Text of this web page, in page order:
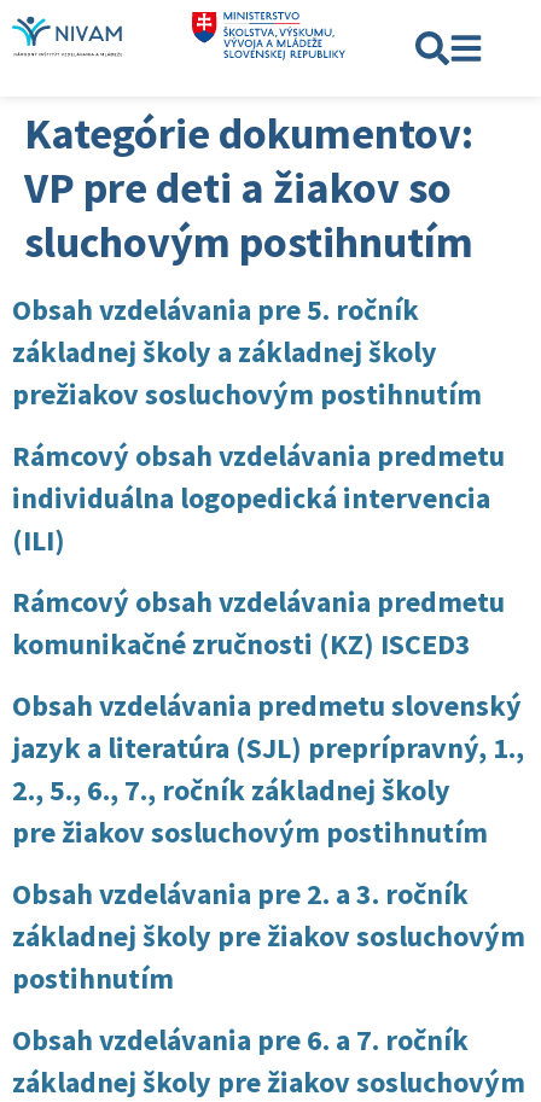
Kategórie dokumentov:
VP pre deti a žiakov so
sluchovým postihnutím
Obsah vzdelávania pre 5. ročník
základnej školy a základnej školy
prežiakov sosluchovým postihnutím
Rámcový obsah vzdelávania predmetu
individuálna logopedická intervencia
(ILI)
Rámcový obsah vzdelávania predmetu
komunikačné zručnosti (KZ) ISCED3
Obsah vzdelávania predmetu slovenský
jazyk a literatúra (SJL) preprípravný, 1.,
2., 5., 6., 7., ročník základnej školy
pre žiakov sosluchovým postihnutím
Obsah vzdelávania pre 2. a 3. ročník
základnej školy pre žiakov sosluchovým
postihnutím
Obsah vzdelávania pre 6. a 7. ročník
základnej školy pre žiakov sosluchovým